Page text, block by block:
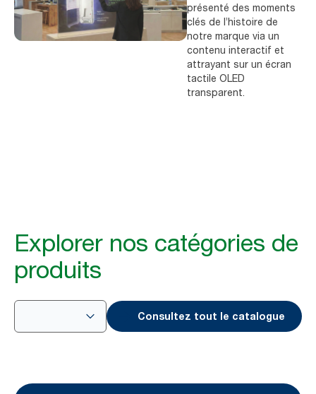
présenté des moments
clés de l’histoire de
notre marque via un
contenu interactif et
attrayant sur un écran
tactile OLED
transparent.
Explorer nos catégories de
produits
Consultez tout le catalogue